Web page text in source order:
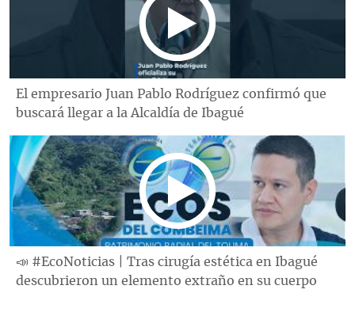
El empresario Juan Pablo Rodríguez confirmó que
buscará llegar a la Alcaldía de Ibagué
📣 #EcoNoticias | Tras cirugía estética en Ibagué
descubrieron un elemento extraño en su cuerpo